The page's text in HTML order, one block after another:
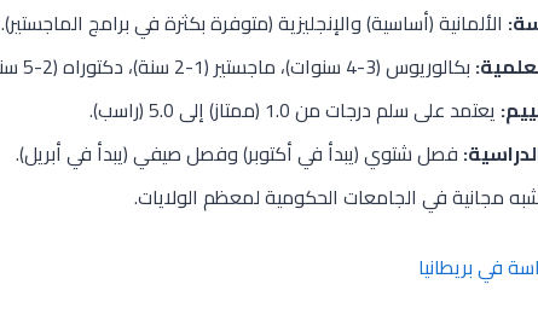
الألمانية (أساسية) والإنجليزية (متوفرة بكثرة في برامج الماجستير).
بكالوريوس (3-4 سنوات)، ماجستير (1-2 سنة)، دكتوراه (2-5 سنوات).
يعتمد على سلم درجات من 1.0 (ممتاز) إلى 5.0 (راسب).
فصل شتوي (يبدأ في أكتوبر) وفصل صيفي (يبدأ في أبريل).
مجانية في الجامعات الحكومية لمعظم الولايات.
في بريطانيا